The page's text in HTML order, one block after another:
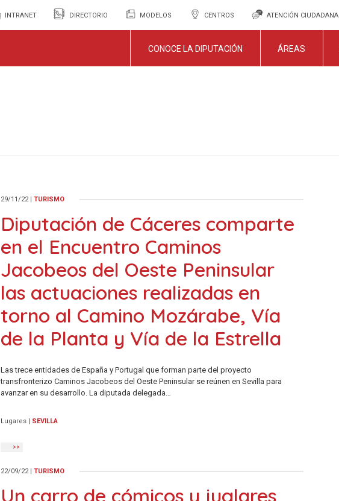
INTRANET DIRECTORIO MODELOS CENTROS ATENCIÓN CIUDADANA
CONOCE LA DIPUTACIÓN ÁREAS
29/11/22 |TURISMO
Diputación de Cáceres comparte
en el Encuentro Caminos
Jacobeos del Oeste Peninsular
las actuaciones realizadas en
torno al Camino Mozárabe, Vía
de la Planta y Vía de la Estrella
Las trece entidades de España y Portugal que forman parte del proyecto
transfronterizo Caminos Jacobeos del Oeste Peninsular se reúnen en Sevilla para
avanzar en su desarrollo. La diputada delegada…
Lugares SEVILLA
>>
22/09/22 |TURISMO
Un carro de cómicos y juglares